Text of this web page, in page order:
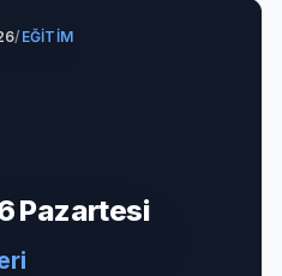
/EĞITIM
Pazartesi